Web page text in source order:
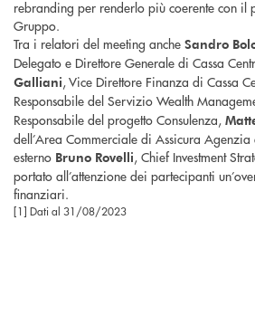
rebranding per renderlo più coerente con
Gruppo.
Tra i relatori del meeting anche Sandro
Delegato e Direttore Generale di Cassa
Galliani, Vice Direttore Finanza di Cassa
Responsabile del Servizio Wealth
Responsabile del progetto Consulenza,
dell’Area Commerciale di Assicura Agenzia
esterno Bruno Rovelli, Chief Investment
portato all’attenzione dei partecipanti
finanziari.
[1] Dati al 31/08/2023